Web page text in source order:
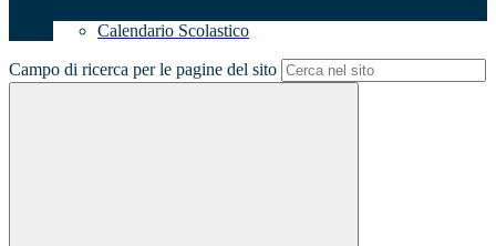
Calendario Scolastico
Campo di ricerca per le pagine del sito